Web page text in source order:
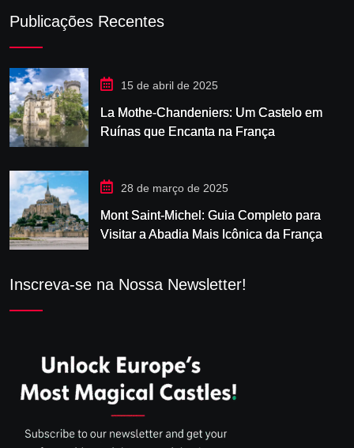
Publicações Recentes
15 de abril de 2025
La Mothe-Chandeniers: Um Castelo em
Ruínas que Encanta na França
28 de março de 2025
Mont Saint-Michel: Guia Completo para
Visitar a Abadia Mais Icônica da França
Inscreva-se na Nossa Newsletter!